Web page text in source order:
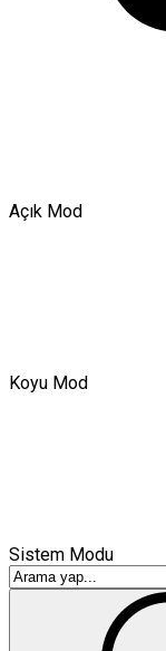
Açık Mod
Koyu Mod
Sistem Modu